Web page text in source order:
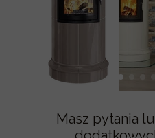
Masz pytania